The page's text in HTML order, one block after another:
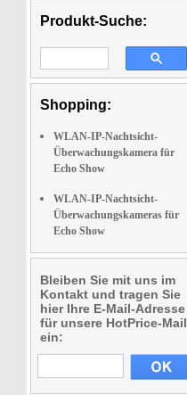
Produkt-Suche:
Shopping:
WLAN-IP-Nachtsicht-
Überwachungskamera für
Echo Show
WLAN-IP-Nachtsicht-
Überwachungskameras für
Echo Show
Bleiben Sie mit uns im
Kontakt und tragen Sie
hier Ihre E-Mail-Adresse
für unsere HotPrice-Mail
ein: